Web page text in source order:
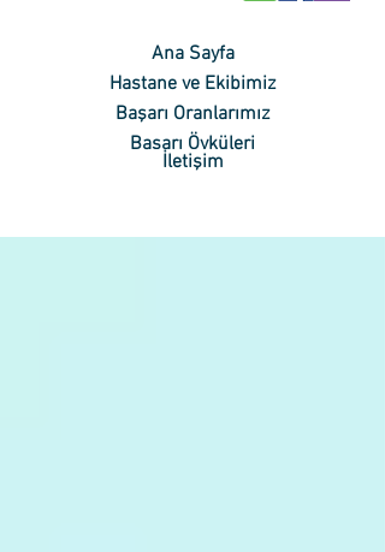
Ana Sayfa
Hastane ve Ekibimiz
Başarı Oranlarımız
Başarı Öyküleri
İletişim